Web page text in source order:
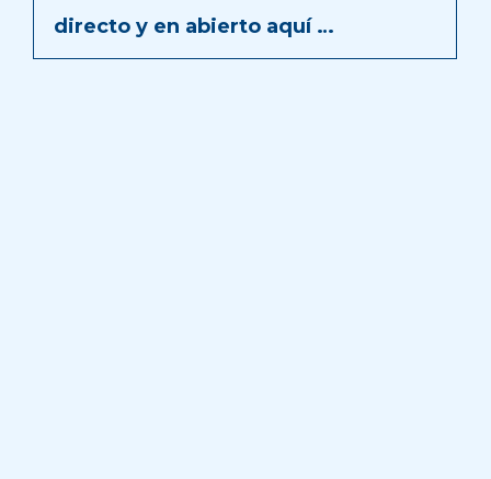
directo y en abierto aquí …